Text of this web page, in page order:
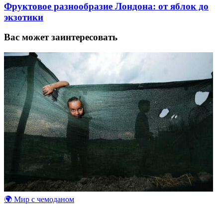
Фруктовое разнообразие Лондона: от яблок до
экзотики
Вас может заинтересовать
🌍 Мир с чемоданом